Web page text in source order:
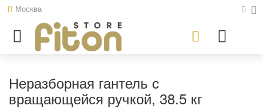
Москва
Неразборная гантель c
вращающейся ручкой, 38.5 кг